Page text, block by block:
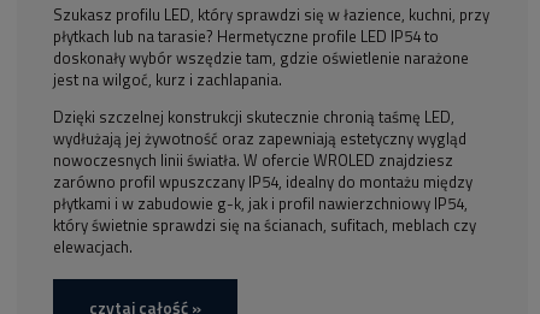
Szukasz profilu LED, który sprawdzi się w łazience, kuchni, przy
płytkach lub na tarasie? Hermetyczne profile LED IP54 to
doskonały wybór wszędzie tam, gdzie oświetlenie narażone
jest na wilgoć, kurz i zachlapania.
Dzięki szczelnej konstrukcji skutecznie chronią taśmę LED,
wydłużają jej żywotność oraz zapewniają estetyczny wygląd
nowoczesnych linii światła. W ofercie WROLED znajdziesz
zarówno profil wpuszczany IP54, idealny do montażu między
płytkami i w zabudowie g-k, jak i profil nawierzchniowy IP54,
który świetnie sprawdzi się na ścianach, sufitach, meblach czy
elewacjach.
czytaj całość »